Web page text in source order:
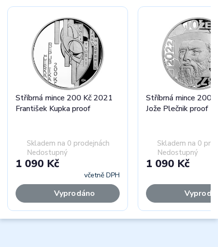
Stříbrná mince 200 Kč 2021
František Kupka proof
Skladem na 0 prodejnách
Nedostupný
1 090 Kč
včetně DPH
Vyprodáno
Stříbrná mince 200
Jože Plečnik proof
Skladem na 0
Nedostupný
1 090 Kč